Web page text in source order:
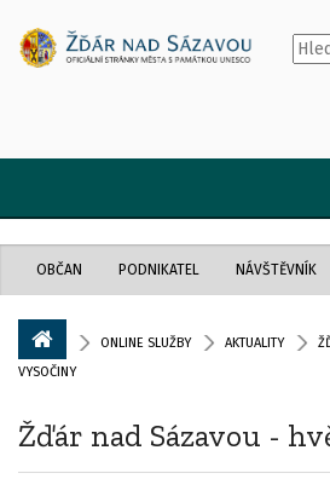
OBČAN PODNIKATEL NÁVŠTĚVNÍK
ONLINE SLUŽBY AKTUALITY
VYSOČINY
Žďár nad Sázavou -